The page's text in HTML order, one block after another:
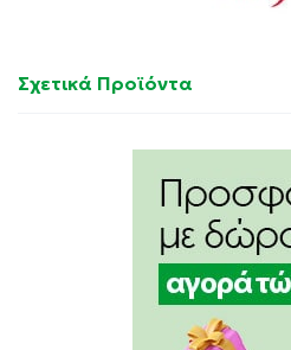
SALICYLIC ACID,
TETRASODIUM GLUTAMATE
ethanolamine free,
Σχετικά Προϊόντα